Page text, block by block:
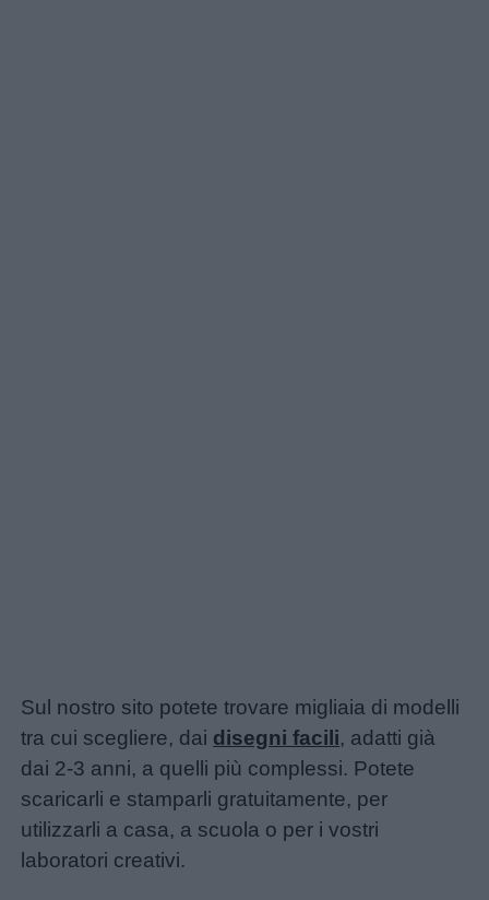
Sul nostro sito potete trovare migliaia di modelli
tra cui scegliere, dai disegni facili, adatti già
dai 2-3 anni, a quelli più complessi. Potete
scaricarli e stamparli gratuitamente, per
utilizzarli a casa, a scuola o per i vostri
laboratori creativi.